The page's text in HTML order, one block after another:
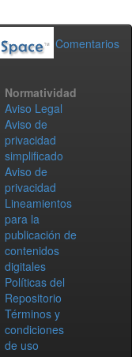
Comentarios
Normatividad
Aviso Legal
Aviso de
privacidad
simplificado
Aviso de
privacidad
Lineamientos
para la
publicación de
contenidos
digitales
Políticas del
Repositorio
Términos y
condiciones
de uso